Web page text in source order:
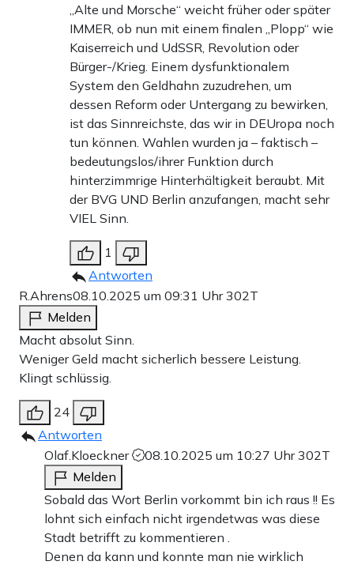
„Alte und Morsche“ weicht früher oder später
IMMER, ob nun mit einem finalen „Plopp“ wie
Kaiserreich und UdSSR, Revolution oder
Bürger-/Krieg. Einem dysfunktionalem
System den Geldhahn zuzudrehen, um
dessen Reform oder Untergang zu bewirken,
ist das Sinnreichste, das wir in DEUropa noch
tun können. Wahlen wurden ja – faktisch –
bedeutungslos/ihrer Funktion durch
hinterzimmrige Hinterhältigkeit beraubt. Mit
der BVG UND Berlin anzufangen, macht sehr
VIEL Sinn.
1
Antworten
R.Ahrens08.10.2025 um 09:31 Uhr302T
Melden
Macht absolut Sinn.
Weniger Geld macht sicherlich bessere Leistung.
Klingt schlüssig.
24
Antworten
Olaf.Kloeckner
08.10.2025 um 10:27 Uhr302T
Melden
Sobald das Wort Berlin vorkommt bin ich raus !! Es
lohnt sich einfach nicht irgendetwas was diese
Stadt betrifft zu kommentieren .
Denen da kann und konnte man nie wirklich